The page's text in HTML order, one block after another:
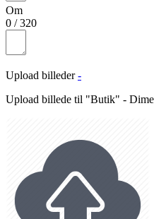
Om
0 /320
Upload billeder -
Upload billede til "Butik" -